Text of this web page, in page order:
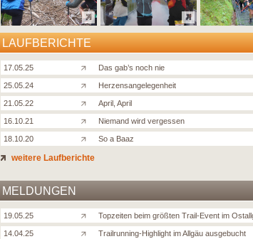
LAUFBERICHTE
17.05.25 Das gab’s noch nie
25.05.24 Herzensangelegenheit
21.05.22 April, April
16.10.21 Niemand wird vergessen
18.10.20 So a Baaz
weitere Laufberichte
MELDUNGEN
19.05.25 Topzeiten beim größten Trail-Event im
14.04.25 Trailrunning-Highlight im Allgäu ausgebucht